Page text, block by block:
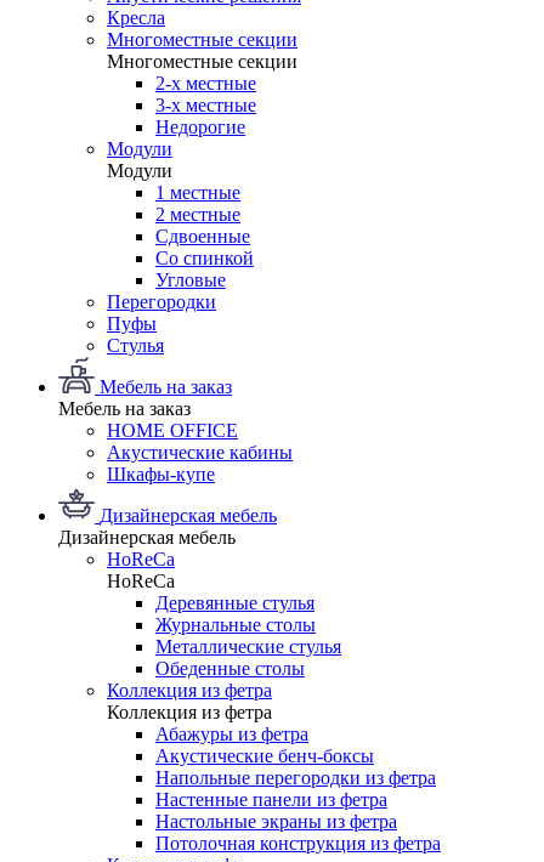
Кресла
Многоместные секции
Многоместные секции
2-х местные
3-х местные
Недорогие
Модули
Модули
1 местные
2 местные
Сдвоенные
Со спинкой
Угловые
Перегородки
Пуфы
Стулья
Мебель на заказ
Мебель на заказ
HOME OFFICE
Акустические кабины
Шкафы-купе
Дизайнерская мебель
Дизайнерская мебель
HoReCa
HoReCa
Деревянные стулья
Журнальные столы
Металлические стулья
Обеденные столы
Коллекция из фетра
Коллекция из фетра
Абажуры из фетра
Акустические бенч-боксы
Напольные перегородки из фетра
Настенные панели из фетра
Настольные экраны из фетра
Потолочная конструкция из фетра